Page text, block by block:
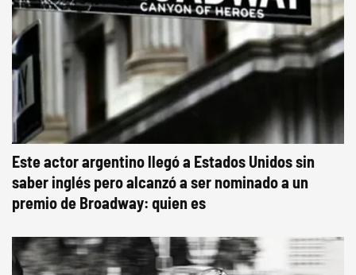
Este actor argentino llegó a Estados Unidos sin
saber inglés pero alcanzó a ser nominado a un
premio de Broadway: quien es